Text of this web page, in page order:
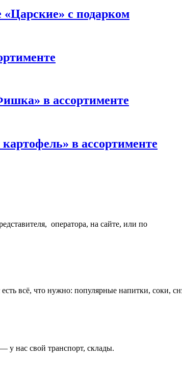
с подарком
в ассортименте
в ассортименте
оператора, на сайте, или по
всё, что нужно: популярные напитки, соки,
у нас свой транспорт, склады.